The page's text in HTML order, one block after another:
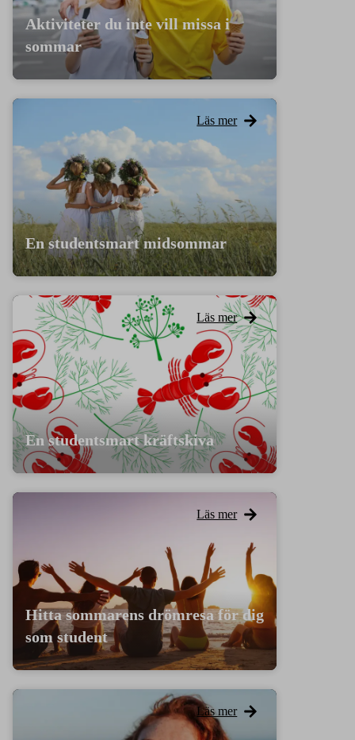
Aktiviteter du inte vill missa i
sommar
En studentsmart midsommar
Läs mer
En studentsmart kräftskiva
Läs mer
Hitta sommarens drömresa för dig
som student
Läs mer
Läs mer